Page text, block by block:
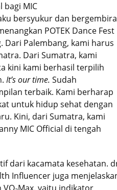
bagi MIC
bersyukur dan bergembira
POTEK Dance Fest
Dari Palembang, kami harus
Dari Sumatra, kami
kini kami berhasil terpilih
It’s our time. Sudah
terbaik. Kami berharap
untuk hidup sehat dengan
Kini, dari Sumatra, kami
MIC Official di tengah
dari kacamata kesehatan.
Influencer juga